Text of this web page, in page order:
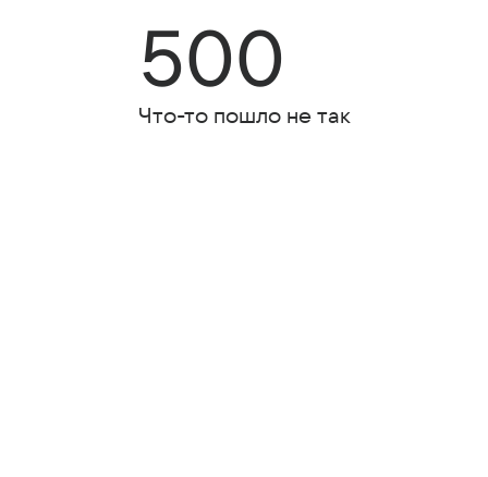
500
Что-то пошло не так